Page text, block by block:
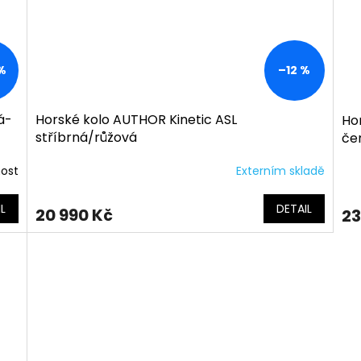
–12 %
Horské kolo AUTHOR Kinetic ASL
stříbrná/růžová
Externím skladě
20 990 Kč DETAIL